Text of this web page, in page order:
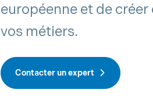
européenne et de
vos métiers.
Contacter un expert